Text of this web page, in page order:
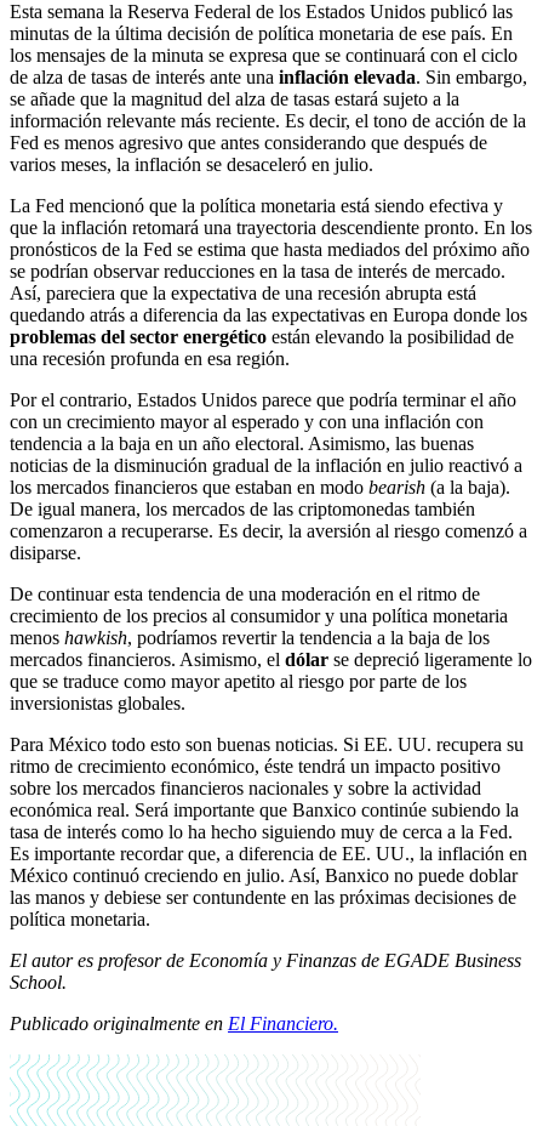
Esta semana la Reserva Federal de los Estados Unidos publicó las
minutas de la última decisión de política monetaria de ese país. En
los mensajes de la minuta se expresa que se continuará con el ciclo
de alza de tasas de interés ante una inflación elevada. Sin embargo,
se añade que la magnitud del alza de tasas estará sujeto a la
información relevante más reciente. Es decir, el tono de acción de la
Fed es menos agresivo que antes considerando que después de
varios meses, la inflación se desaceleró en julio.
La Fed mencionó que la política monetaria está siendo efectiva y
que la inflación retomará una trayectoria descendiente pronto. En los
pronósticos de la Fed se estima que hasta mediados del próximo año
se podrían observar reducciones en la tasa de interés de mercado.
Así, pareciera que la expectativa de una recesión abrupta está
quedando atrás a diferencia da las expectativas en Europa donde los
problemas del sector energético están elevando la posibilidad de
una recesión profunda en esa región.
Por el contrario, Estados Unidos parece que podría terminar el año
con un crecimiento mayor al esperado y con una inflación con
tendencia a la baja en un año electoral. Asimismo, las buenas
noticias de la disminución gradual de la inflación en julio reactivó a
los mercados financieros que estaban en modo bearish (a la baja).
De igual manera, los mercados de las criptomonedas también
comenzaron a recuperarse. Es decir, la aversión al riesgo comenzó a
disiparse.
De continuar esta tendencia de una moderación en el ritmo de
crecimiento de los precios al consumidor y una política monetaria
menos hawkish, podríamos revertir la tendencia a la baja de los
mercados financieros. Asimismo, el dólar se depreció ligeramente lo
que se traduce como mayor apetito al riesgo por parte de los
inversionistas globales.
Para México todo esto son buenas noticias. Si EE. UU. recupera su
ritmo de crecimiento económico, éste tendrá un impacto positivo
sobre los mercados financieros nacionales y sobre la actividad
económica real. Será importante que Banxico continúe subiendo la
tasa de interés como lo ha hecho siguiendo muy de cerca a la Fed.
Es importante recordar que, a diferencia de EE. UU., la inflación en
México continuó creciendo en julio. Así, Banxico no puede doblar
las manos y debiese ser contundente en las próximas decisiones de
política monetaria.
El autor es profesor de Economía y Finanzas de EGADE Business
School.
Publicado originalmente en El Financiero.